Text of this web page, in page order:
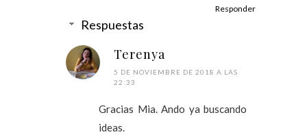
Responder
Respuestas
Terenya
5 DE NOVIEMBRE DE 2018 A LAS
22:33
Gracias Mia. Ando ya buscando
ideas.